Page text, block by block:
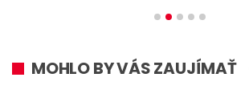
MOHLO BY VÁS ZAUJÍMAŤ